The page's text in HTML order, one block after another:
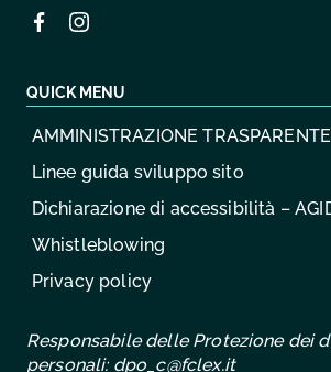
QUICK MENU
AMMINISTRAZIONE TRASPARENTE
Linee guida sviluppo sito
Dichiarazione di accessibilità –
Whistleblowing
Privacy policy
Responsabile delle Protezione dei
personali: dpo_c@fclex.it